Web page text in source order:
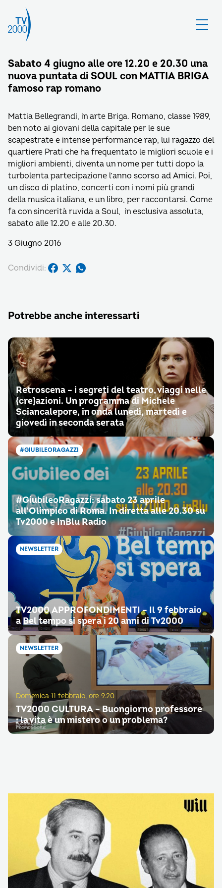
Sabato 4 giugno alle ore 12.20 e 20.30 una
nuova puntata di SOUL con MATTIA BRIGA
famoso rap romano
Mattia Bellegrandi, in arte Briga. Romano, classe 1989,
ben noto ai giovani della capitale per le sue
scapestrate e intense performance rap, lui ragazzo del
quartiere Prati che ha frequentato le migliori scuole e i
migliori ambienti, diventa un nome per tutti dopo la
turbolenta partecipazione l’anno scorso ad Amici. Poi,
un disco di platino, concerti con i nomi più grandi
della musica italiana, e un libro, per raccontarsi. Come
fa con sincerità ruvida a Soul, in esclusiva assoluta,
sabato alle 12.20 e alle 20.30.
3 Giugno 2016
Condividi:
Potrebbe anche interessarti
Retroscena – i segreti del teatro, viaggi nelle
{cre}azioni. Un programma di Michele
Sciancalepore, in onda lunedì, martedì e
giovedì in seconda serata
#GIUBILEORAGAZZI
#‎GiubileoRagazzi‬: sabato 23 aprile
all’Olimpico di Roma. In diretta alle 20.30 su
Tv2000 e InBlu Radio
NEWSLETTER
TV2000 APPROFONDIMENTI – Il 9 febbraio
a Bel tempo si spera i 20 anni di Tv2000
NEWSLETTER
Domenica 11 febbraio, ore 9.20
TV2000 CULTURA – Buongiorno professore
: la vita è un mistero o un problema?